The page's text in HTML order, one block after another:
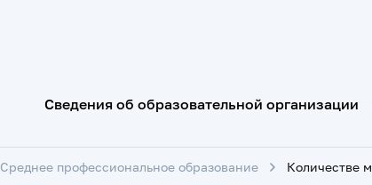
Сведения об образовательной организации
Среднее профессиональное образование